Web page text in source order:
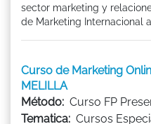
sector marketing y
de Marketing Internacional
Curso de Marketing
MELILLA
Método: Curso FP
Tematica: Cursos